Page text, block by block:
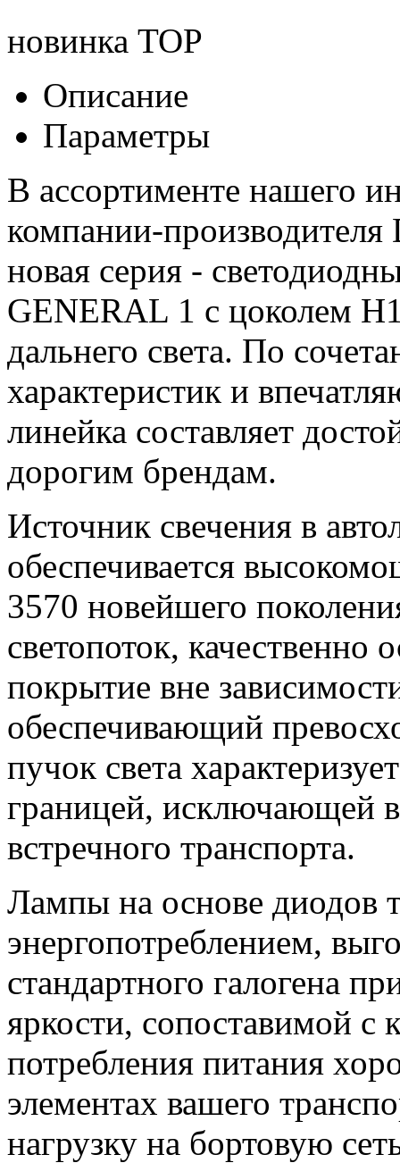
новинка TOP
Описание
Параметры
В ассортименте нашего
компании-производителя
новая серия -
GENERAL 1 с цоколем
дальнего света. По
характеристик и
линейка составляет
дорогим брендам.
Источник свечения в
обеспечивается
3570 новейшего
светопоток,
покрытие вне
обеспечивающий
пучок света
границей, исключающей
встречного транспорта.
Лампы на основе диодов
энергопотреблением,
стандартного галогена
яркости, сопоставимой
потребления питания
элементах вашего
нагрузку на бортовую